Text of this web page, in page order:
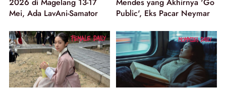
2026 di Magelang 13-17
Mei, Ada LavAni-Samator
Mendes yang Akhirnya 'Go
Public', Eks Pacar Neymar